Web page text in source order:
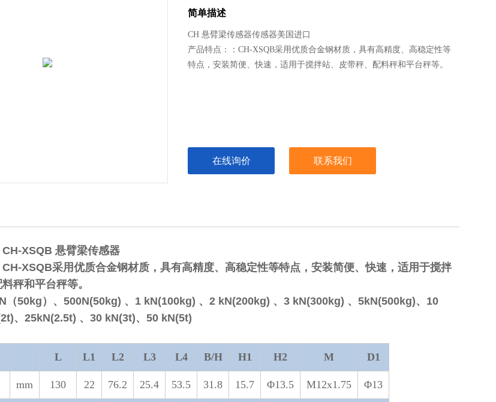
简单描述
CH 悬臂梁传感器传感器美国进口
产品特点：：CH-XSQB采用优质合金钢材质，具有高精度、高稳定性等
特点，安装简便、快速，适用于搅拌站、皮带秤、配料秤和平台秤等。
在线询价 联系我们
CH-XSQB 悬臂梁传感器
CH-XSQB采用优质合金钢材质，具有高精度、高稳定性等特点，安装简便、快速，适用于搅拌
秤和平台秤等。
（50kg）、500N(50kg) 、1 kN(100kg) 、2 kN(200kg) 、3 kN(300kg) 、5kN(500kg)、10
、25kN(2.5t) 、30 kN(3t)、50 kN(5t)
L L1 L2 L3 L4 B/H H1 H2 M D1
mm 130 22 76.2 25.4 53.5 31.8 15.7 Φ13.5 M12x1.75 Φ13